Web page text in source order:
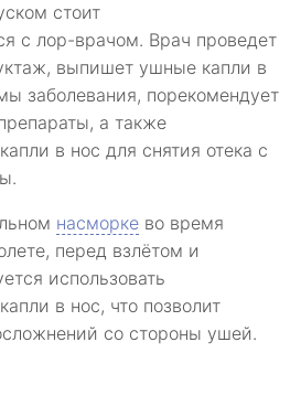
стоит
с лор-врачом. Врач проведет
выпишет ушные капли в
заболевания, порекомендует
а также
в нос для снятия отека с
насморке во время
перед взлётом и
использовать
в нос, что позволит
со стороны ушей.